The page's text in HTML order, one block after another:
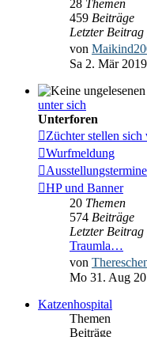
28 Themen
459 Beiträge
Letzter Beitrag
von
Sa 2. Mär
unter sich
Unterforen
Züchter stellen sich
Wurfmeldung
Ausstellungstermine
HP und Banner
20 Themen
574 Beiträge
Letzter Beitrag
Traumla…
von
Mo 31. Aug
Katzenhospital
Themen
Beiträge